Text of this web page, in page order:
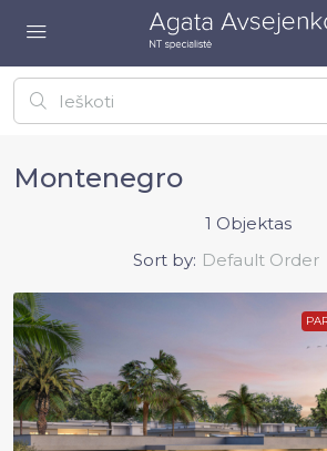
Montenegro
1 Objektas
Sort by: Default Order